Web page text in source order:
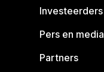
Investeerders
Pers en media
Partners